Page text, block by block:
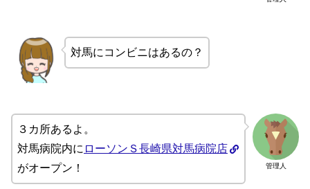
対馬にコンビニはあるの？
管理人
３カ所あるよ。
対馬病院内に ローソンＳ長崎県対馬病院店
がオープン！